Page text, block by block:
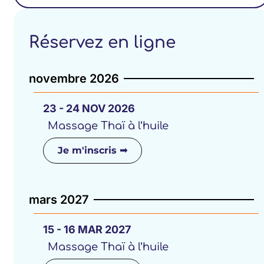
Réservez en ligne
novembre 2026
23 - 24 NOV 2026
Massage Thaï à l’huile
Je m'inscris ➟
mars 2027
15 - 16 MAR 2027
Massage Thaï à l’huile